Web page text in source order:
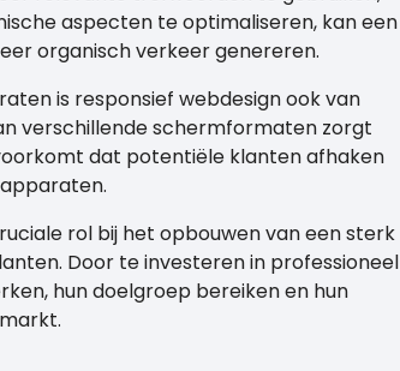
aspecten te optimaliseren, kan een
organisch verkeer genereren.
is responsief webdesign ook van
verschillende schermformaten zorgt
dat potentiële klanten afhaken
rol bij het opbouwen van een sterk
Door te investeren in professioneel
hun doelgroep bereiken en hun